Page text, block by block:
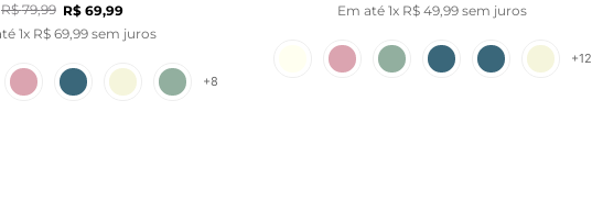
R$ 79,99 R$ 69,99
1x R$ 69, 99sem juros
+8
Em até 1x R$ 49 99 sem juros
+12